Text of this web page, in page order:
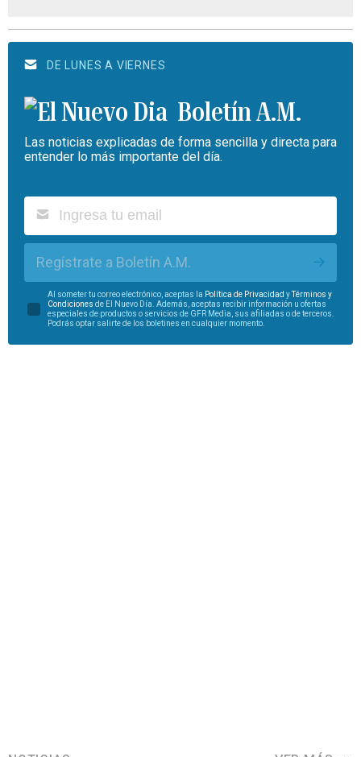
DE LUNES A VIERNES
Boletín A.M.
Las noticias explicadas de forma sencilla y directa para
entender lo más importante del día.
Regístrate a Boletín A.M.
Al someter tu correo electrónico, aceptas la Política de Privacidad yTérminos y
Condiciones de El Nuevo Día. Además, aceptas recibir información u ofertas
especiales de productos o servicios de GFR Media, sus afiliadas o de terceros.
Podrás optar salirte de los boletines en cualquier momento.